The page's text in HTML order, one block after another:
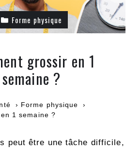
Forme physique
grossir en 1
semaine ?
Forme physique
1 semaine ?
peut être une tâche difficile,